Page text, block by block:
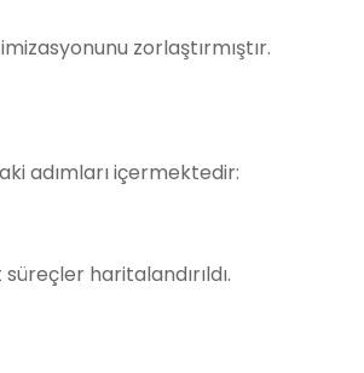
zorlaştırmıştır.
adımları içermektedir:
haritalandırıldı.